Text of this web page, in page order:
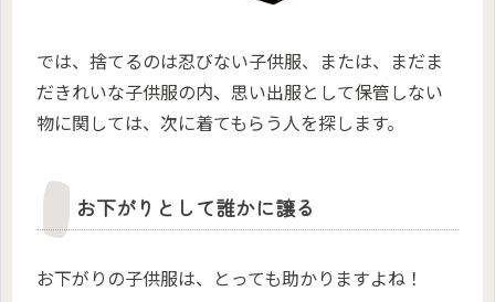
では、捨てるのは忍びない子供服、または、まだま
だきれいな子供服の内、思い出服として保管しない
物に関しては、次に着てもらう人を探します。
お下がりとして誰かに譲る
お下がりの子供服は、とっても助かりますよね！